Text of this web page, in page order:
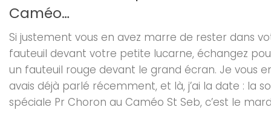
Caméo…
Si justement vous en avez marre de rester dans
fauteuil devant votre petite lucarne, échangez
un fauteuil rouge devant le grand écran. Je vous
avais déjà parlé récemment, et là, j’ai la date : la
spéciale Pr Choron au Caméo St Seb, c’est le